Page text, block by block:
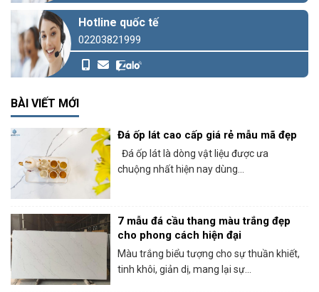
Hotline quốc tế
02203821999
BÀI VIẾT MỚI
Đá ốp lát cao cấp giá rẻ mẫu mã đẹp
Đá ốp lát là dòng vật liệu được ưa
chuộng nhất hiện nay dùng...
7 mẫu đá cầu thang màu trắng đẹp
cho phong cách hiện đại
Màu trắng biểu tượng cho sự thuần khiết,
tinh khôi, giản dị, mang lại sự...